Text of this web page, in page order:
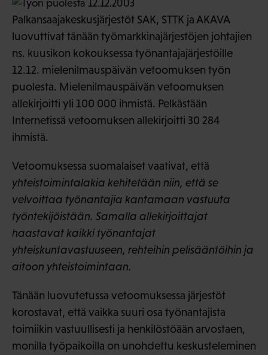
Palkansaajakeskusjärjestöt SAK, STTK ja AKAVA
luovuttivat tänään työmarkkinajärjestöjen johtajien
ns. kuusikon kokouksessa työnantajajärjestöille
12.12. mielenilmauspäivän vetoomuksen työn
puolesta. Mielenilmauspäivän vetoomuksen
allekirjoitti yli 100 000 ihmistä. Pelkästään
Internetissä vetoomuksen allekirjoitti 30 284
ihmistä.
Vetoomuksessa suomalaiset vaativat, että
yhteistoimintalakia kehitetään niin, että se
velvoittaa työnantajia kantamaan vastuuta
työntekijöistään. Samalla allekirjoittajat
haastavat kaikki työnantajat
yhteiskuntavastuuseen, rehteihin pelisääntöihin ja
aitoon yhteistoimintaan.
Tänään luovutetussa vetoomuksessa järjestöt
korostavat, että vaikka suuri osa työnantajista
toimiikin vastuullisesti ja henkilöstöään arvostaen,
monilla työpaikoilla on unohdettu keskusteleminen